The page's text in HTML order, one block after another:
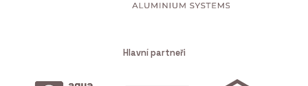
Hlavní partneři